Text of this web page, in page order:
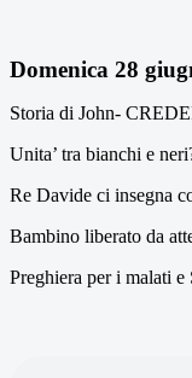
Domenica 28
Storia di John-
Unita’ tra bianchi e
Re Davide ci insegna
Bambino liberato da
Preghiera per i malati e